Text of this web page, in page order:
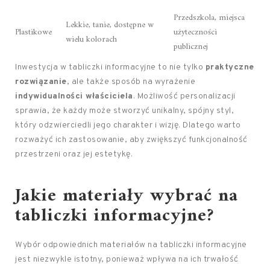
Plastikowe
Lekkie, tanie, dostępne w
wielu kolorach
Przedszkola, miejsca
użyteczności
publicznej
Inwestycja w tabliczki informacyjne to nie tylko praktyczne
rozwiązanie, ale także sposób na wyrażenie
indywidualności właściciela. Możliwość personalizacji
sprawia, że każdy może stworzyć unikalny, spójny styl,
który odzwierciedli jego charakter i wizję. Dlatego warto
rozważyć ich zastosowanie, aby zwiększyć funkcjonalność
przestrzeni oraz jej estetykę.
Jakie materiały wybrać na
tabliczki informacyjne?
Wybór odpowiednich materiałów na tabliczki informacyjne
jest niezwykle istotny, ponieważ wpływa na ich trwałość